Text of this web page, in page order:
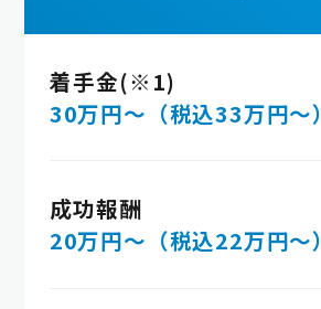
着手金(※1)
30万円～（税込33万円～）
成功報酬
20万円～（税込22万円～）